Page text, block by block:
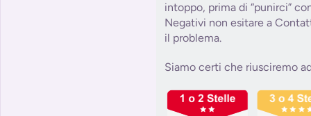
intoppo, prima di “punirci”
Negativi non esitare a
il problema.
Siamo certi che riusciremo